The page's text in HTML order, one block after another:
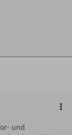
und